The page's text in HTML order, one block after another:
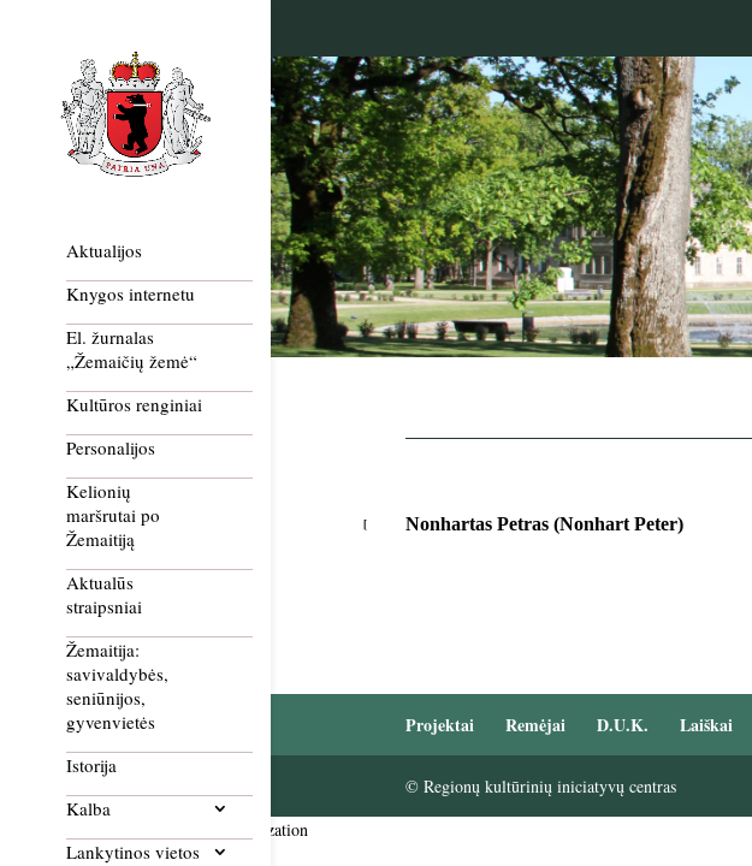
Aktualijos
Knygos internetu
El. žurnalas
„Žemaičių žemė“
Kultūros renginiai
Personalijos
Kelionių
maršrutai po
Žemaitiją
Aktualūs
straipsniai
Žemaitija:
savivaldybės,
seniūnijos,
gyvenvietės
Istorija
Kalba
Lankytinos vietos
Nonhartas Petras (Nonhart Peter)
Projektai Remėjai D.U.K. Laiškai
© Regionų kultūrinių iniciatyvų centras
Smush Image Compression and Optimization